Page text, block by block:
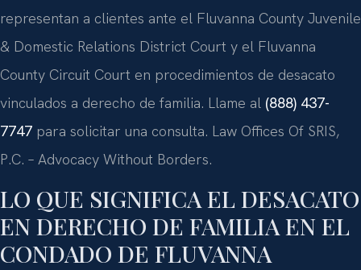
representan a clientes ante el Fluvanna County Juvenile
& Domestic Relations District Court y el Fluvanna
County Circuit Court en procedimientos de desacato
vinculados a derecho de familia. Llame al (888) 437-
7747 para solicitar una consulta. Law Offices Of SRIS,
P.C. – Advocacy Without Borders.
LO QUE SIGNIFICA EL DESACATO
EN DERECHO DE FAMILIA EN EL
CONDADO DE FLUVANNA